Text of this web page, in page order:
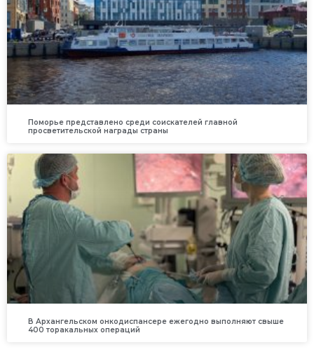
Поморье представлено среди соискателей главной
просветительской награды страны
В Архангельском онкодиспансере ежегодно выполняют свыше
400 торакальных операций